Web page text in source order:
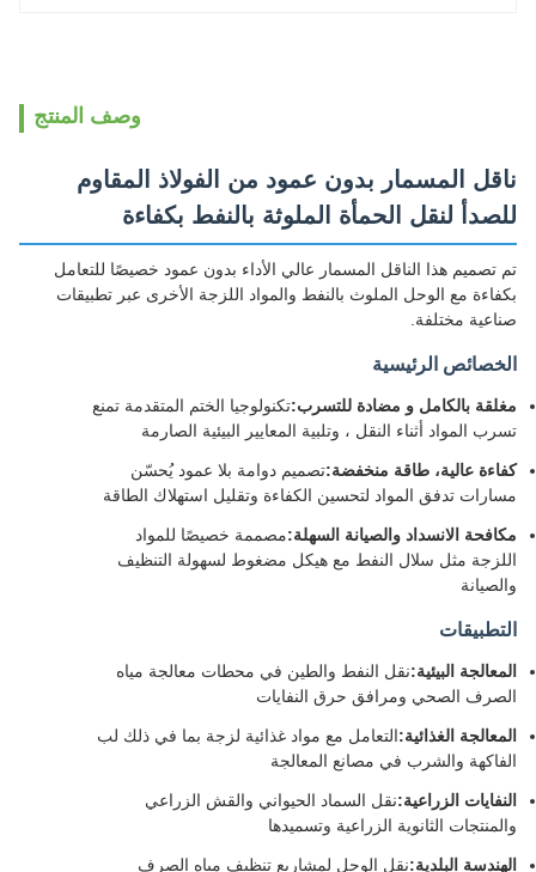
وصف المنتج
ناقل المسمار بدون عمود من الفولاذ المقاوم
للصدأ لنقل الحمأة الملوثة بالنفط بكفاءة
تم تصميم هذا الناقل المسمار عالي الأداء بدون عمود خصيصًا للتعامل
بكفاءة مع الوحل الملوث بالنفط والمواد اللزجة الأخرى عبر تطبيقات
صناعية مختلفة.
الخصائص الرئيسية
مغلقة بالكامل و مضادة للتسرب:تكنولوجيا الختم المتقدمة تمنع
تسرب المواد أثناء النقل ، وتلبية المعايير البيئية الصارمة
كفاءة عالية، طاقة منخفضة:تصميم دوامة بلا عمود يُحسّن
مسارات تدفق المواد لتحسين الكفاءة وتقليل استهلاك الطاقة
مكافحة الانسداد والصيانة السهلة:مصممة خصيصًا للمواد
اللزجة مثل سلال النفط مع هيكل مضغوط لسهولة التنظيف
والصيانة
التطبيقات
المعالجة البيئية:نقل النفط والطين في محطات معالجة مياه
الصرف الصحي ومرافق حرق النفايات
المعالجة الغذائية:التعامل مع مواد غذائية لزجة بما في ذلك لب
الفاكهة والشرب في مصانع المعالجة
النفايات الزراعية:نقل السماد الحيواني والقش الزراعي
والمنتجات الثانوية الزراعية وتسميدها
الهندسة البلدية:نقل الوحل لمشاريع تنظيف مياه الصرف